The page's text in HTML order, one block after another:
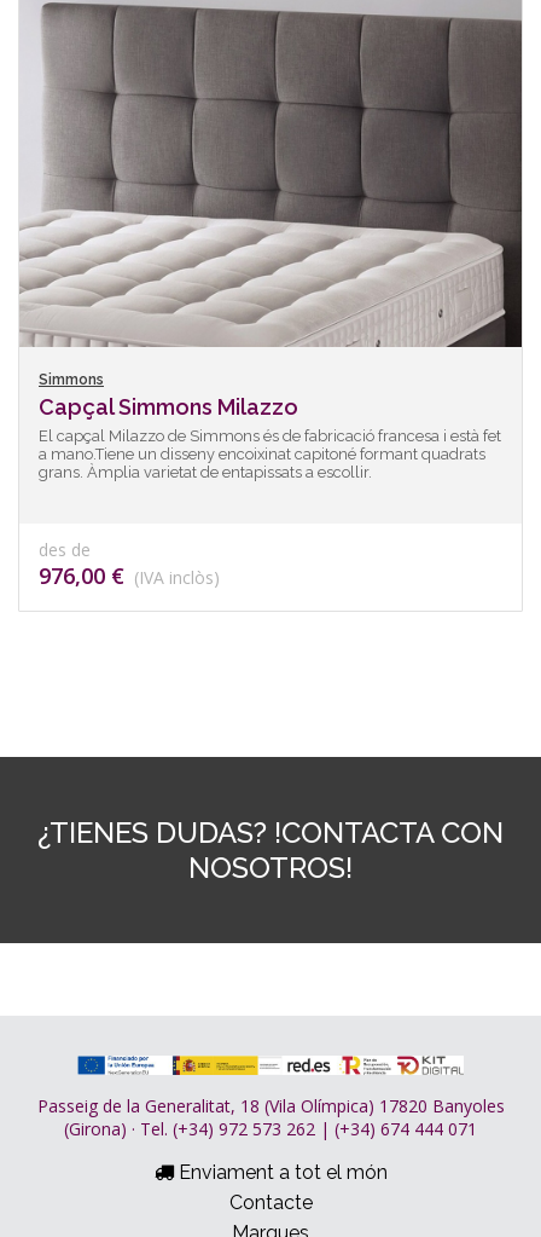
Simmons
Capçal Simmons Milazzo
El capçal Milazzo de Simmons és de fabricació francesa i està fet
a mano.Tiene un disseny encoixinat capitoné formant quadrats
grans. Àmplia varietat de entapissats a escollir.
des de
976,00 € (IVA inclòs)
¿TIENES DUDAS? !CONTACTA CON
NOSOTROS!
Passeig de la Generalitat, 18 (Vila Olímpica) 17820 Banyoles
(Girona) · Tel. (+34) 972 573 262 | (+34) 674 444 071
Enviament a tot el món
Contacte